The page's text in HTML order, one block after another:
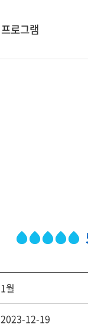
로그램
1월
2023-12-19